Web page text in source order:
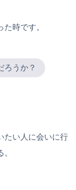
時です。
ろうか？
たい人に会いに行